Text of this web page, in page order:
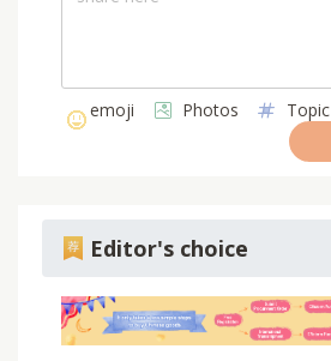
emoji Photos Topic
Editor's choice